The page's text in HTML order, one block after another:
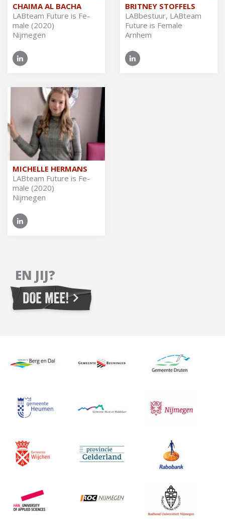
CHAIMA AL BACHA
LAB­team Fu­tu­re is Fe­
ma­le (2020)
Nijmegen
BRITNEY STOFFELS
LAB­be­stuur, LAB­team
Fu­tu­re is Fe­ma­le
Arnhem
MICHELLE HERMANS
LAB­team Fu­tu­re is Fe­
ma­le (2020)
Nijmegen
EN JIJ?